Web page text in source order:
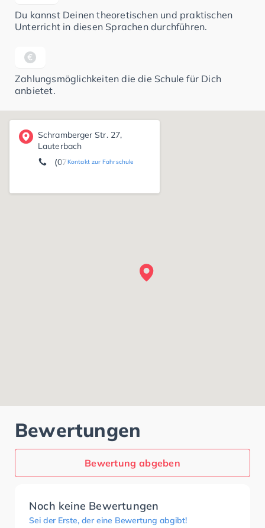
Du kannst Deinen theoretischen und praktischen
Unterricht in diesen Sprachen durchführen.
Zahlungsmöglichkeiten die die Schule für Dich
anbietet.
Schramberger Str. 27,
Lauterbach
Kontakt zur Fahrschule
(07422) 24 04 92
Bewertungen
Bewertung abgeben
Noch keine Bewertungen
Sei der Erste, der eine Bewertung abgibt!